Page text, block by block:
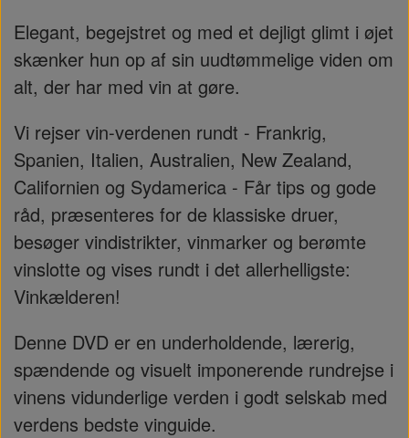
Elegant, begejstret og med et dejligt glimt i øjet
skænker hun op af sin uudtømmelige viden om
alt, der har med vin at gøre.
Vi rejser vin-verdenen rundt - Frankrig,
Spanien, Italien, Australien, New Zealand,
Californien og Sydamerica - Får tips og gode
råd, præsenteres for de klassiske druer,
besøger vindistrikter, vinmarker og berømte
vinslotte og vises rundt i det allerhelligste:
Vinkælderen!
Denne DVD er en underholdende, lærerig,
spændende og visuelt imponerende rundrejse i
vinens vidunderlige verden i godt selskab med
verdens bedste vinguide.